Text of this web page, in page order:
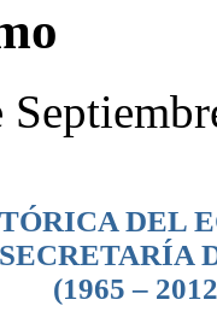
DEL
(1965 –